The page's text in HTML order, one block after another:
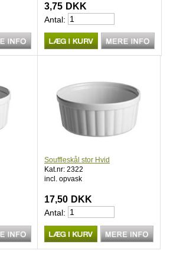
3,75 DKK
Antal:
Souffleskål stor Hvid
Kat.nr: 2322
incl. opvask
17,50 DKK
Antal: